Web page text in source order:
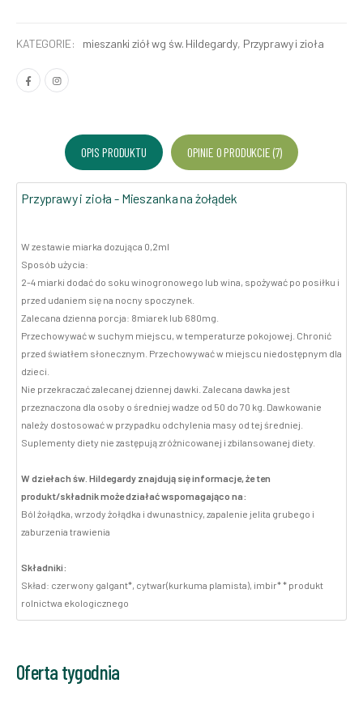
KATEGORIE: mieszanki ziół wg św. Hildegardy, Przyprawy i zioła
OPIS PRODUKTU OPINIE O PRODUKCIE (7)
Przyprawy i zioła - Mieszanka na żołądek
W zestawie miarka dozująca 0,2ml
Sposób użycia:
2-4 miarki dodać do soku winogronowego lub wina, spożywać po posiłku i
przed udaniem się na nocny spoczynek.
Zalecana dzienna porcja: 8miarek lub 680mg.
Przechowywać w suchym miejscu, w temperaturze pokojowej. Chronić
przed światłem słonecznym. Przechowywać w miejscu niedostępnym dla
dzieci.
Nie przekraczać zalecanej dziennej dawki. Zalecana dawka jest
przeznaczona dla osoby o średniej wadze od 50 do 70 kg. Dawkowanie
należy dostosować w przypadku odchylenia masy od tej średniej.
Suplementy diety nie zastępują zróżnicowanej i zbilansowanej diety.
W dziełach św. Hildegardy znajdują się informacje, że ten
produkt/składnik może działać wspomagająco na:
Ból żołądka, wrzody żołądka i dwunastnicy, zapalenie jelita grubego i
zaburzenia trawienia
Składniki:
Skład: czerwony galgant*, cytwar(kurkuma plamista), imbir* * produkt
rolnictwa ekologicznego
Oferta tygodnia